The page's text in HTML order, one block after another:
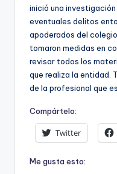
inició una
eventuales delitos
apoderados del
tomaron medidas en
revisar todos los
que realiza la entidad.
de la profesional que
Compártelo:
Twitter
Me gusta esto: